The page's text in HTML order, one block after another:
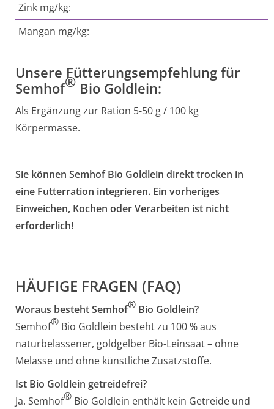
Zink mg/kg:
Mangan mg/kg:
Unsere Fütterungsempfehlung für
Semhof® Bio Goldlein:
Als Ergänzung zur Ration 5-50 g / 100 kg
Körpermasse.
Sie können Semhof Bio Goldlein direkt trocken in
eine Futterration integrieren. Ein vorheriges
Einweichen, Kochen oder Verarbeiten ist nicht
erforderlich!
HÄUFIGE FRAGEN (FAQ)
Woraus besteht Semhof® Bio Goldlein?
Semhof® Bio Goldlein besteht zu 100 % aus
naturbelassener, goldgelber Bio-Leinsaat – ohne
Melasse und ohne künstliche Zusatzstoffe.
Ist Bio Goldlein getreidefrei?
Ja. Semhof® Bio Goldlein enthält kein Getreide und